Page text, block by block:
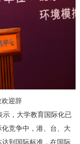
迎辞
，大学教育国际化已
竞争中，港、台、大
到国际标准，在国际